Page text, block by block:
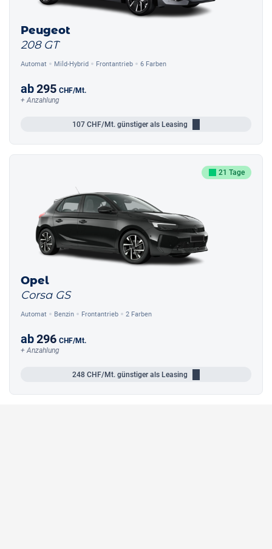
Peugeot
208 GT
Automat Mild-Hybrid Frontantrieb 6 Farben
ab295 CHF/Mt.
+ Anzahlung
107 CHF/Mt. günstiger als Leasing
21 Tage
Opel
Corsa GS
Automat Benzin Frontantrieb 2 Farben
ab296 CHF/Mt.
+ Anzahlung
248 CHF/Mt. günstiger als Leasing